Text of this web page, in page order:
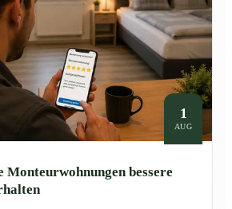
1
AUG
Monteurwohnungen bessere